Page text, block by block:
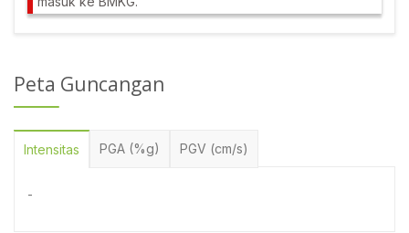
Peta Guncangan
Intensitas PGA (%g) PGV (cm/s)
-